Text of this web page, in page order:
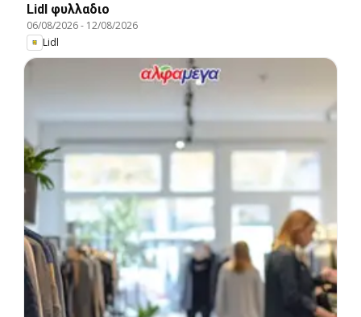
Lidl φυλλαδιο
06/08/2026- 12/08/2026
Lidl